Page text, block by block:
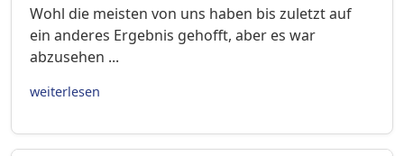
Wohl die meisten von uns haben bis zuletzt auf
ein anderes Ergebnis gehofft, aber es war
abzusehen ...
weiterlesen